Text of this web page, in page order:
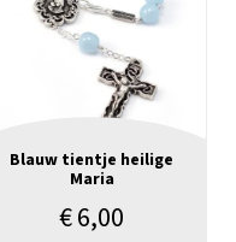
Blauw tientje heilige
Maria
€6,00